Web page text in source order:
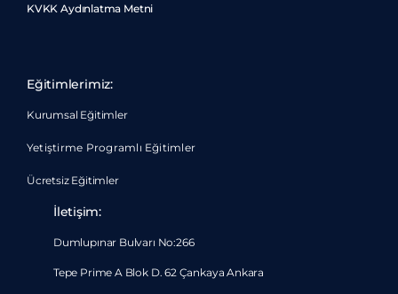
KVKK Aydınlatma Metni
Eğitimlerimiz:
Kurumsal Eğitimler
Yetiştirme Programlı Eğitimler
Ücretsiz Eğitimler
İletişim:
Dumlupınar Bulvarı No:266
Tepe Prime A Blok D. 62 Çankaya Ankara